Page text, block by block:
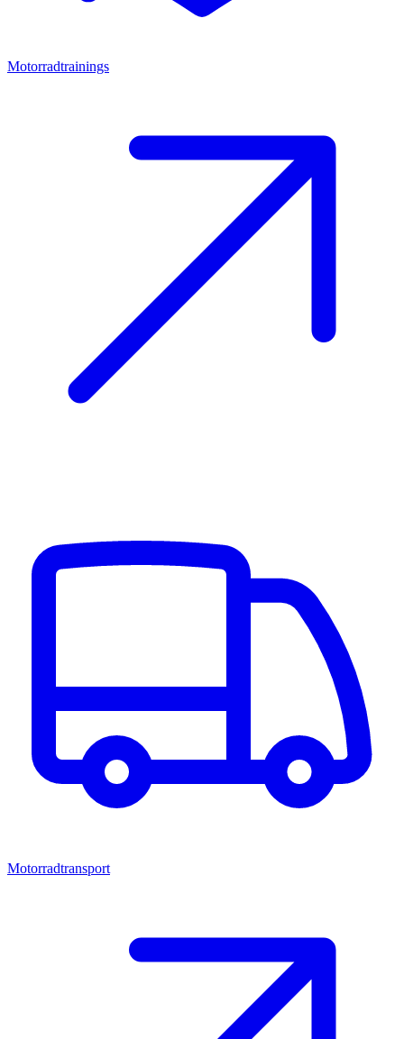
Motorradtrainings
Motorradtransport